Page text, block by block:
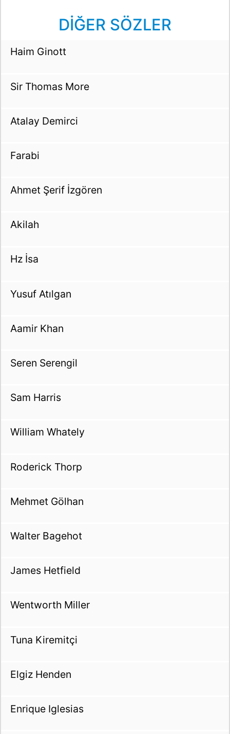
DİĞER SÖZLER
Haim Ginott
Sir Thomas More
Atalay Demirci
Farabi
Ahmet Şerif İzgören
Akilah
Hz İsa
Yusuf Atılgan
Aamir Khan
Seren Serengil
Sam Harris
William Whately
Roderick Thorp
Mehmet Gölhan
Walter Bagehot
James Hetfield
Wentworth Miller
Tuna Kiremitçi
Elgiz Henden
Enrique Iglesias